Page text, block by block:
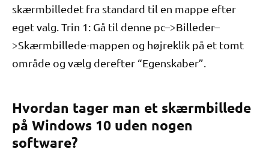
skærmbilledet fra standard til en mappe efter
eget valg. Trin 1: Gå til denne pc–>Billeder–
>Skærmbillede-mappen og højreklik på et tomt
område og vælg derefter “Egenskaber”.
Hvordan tager man et skærmbillede
på Windows 10 uden nogen
software?